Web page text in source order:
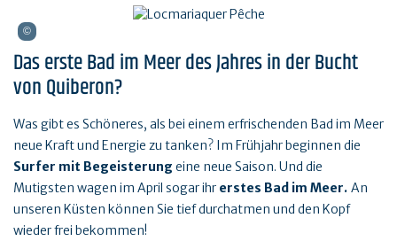
Das erste Bad im Meer des Jahres in der Bucht
von Quiberon?
Was gibt es Schöneres, als bei einem erfrischenden Bad im Meer
neue Kraft und Energie zu tanken? Im Frühjahr beginnen die
Surfer mit Begeisterung eine neue Saison. Und die
Mutigsten wagen im April sogar ihr erstes Bad im Meer. An
unseren Küsten können Sie tief durchatmen und den Kopf
wieder frei bekommen!